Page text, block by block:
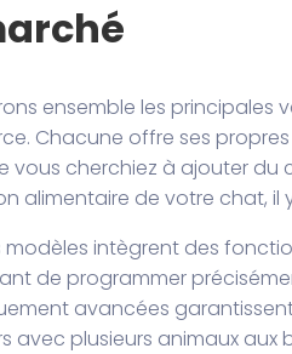
ensemble les
Chacune offre ses
vous cherchiez à ajouter du
alimentaire de votre chat,
modèles intègrent des
de programmer
avancées
avec plusieurs animaux aux